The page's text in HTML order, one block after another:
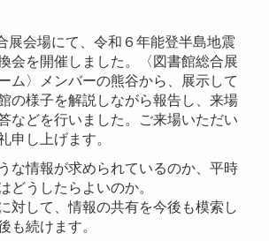
展会場にて、令和６年能登半島地震
会を開催しました。〈図書館総合展
ム〉メンバーの熊谷から、展示して
の様子を解説しながら報告し、来場
などを行いました。ご来場いただい
申し上げます。
な情報が求められているのか、平時
どうしたらよいのか。
対して、情報の共有を今後も模索し
も続けます。